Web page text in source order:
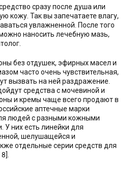
сразу после душа или
кожу. Так вы запечатаете влагу,
увлажненной. После того
наносить лечебную мазь,
без отдушек, эфирных масел и
часто очень чувствительная,
вызвать на ней раздражение.
средства с мочевиной и
и кремы чаще всего продают в
аптечные марки
людей с разными кожными
них есть линейки для
шелушащейся и
отдельные серии средств для